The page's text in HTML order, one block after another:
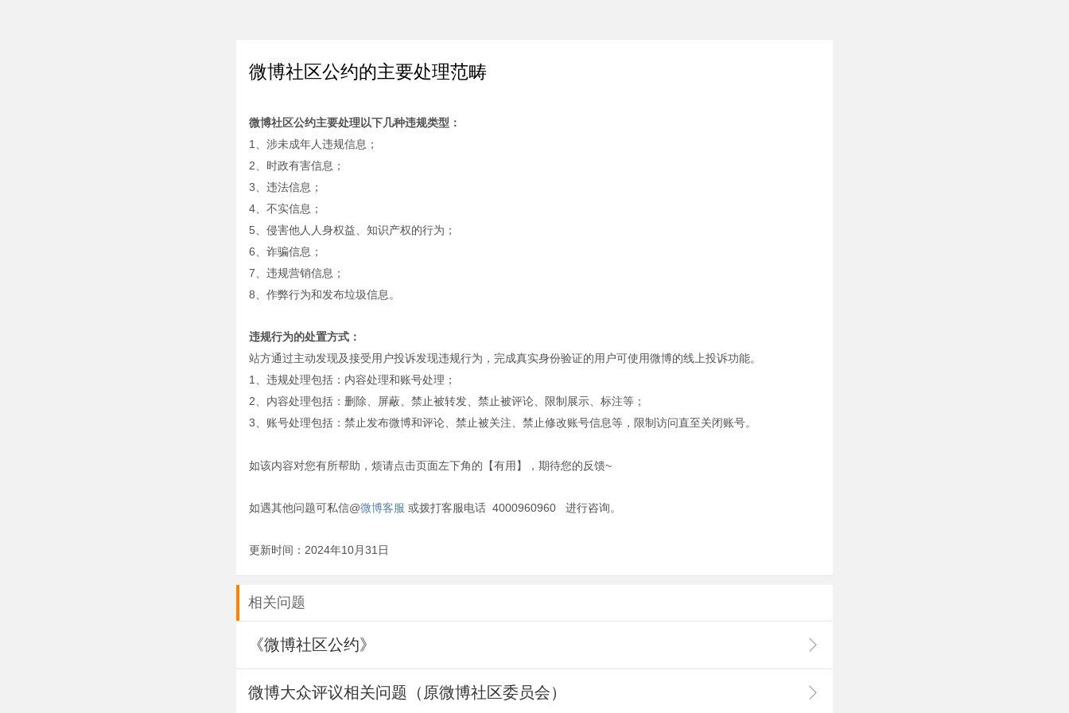
微博社区公约的主要处理范畴
微博社区公约主要处理以下几种违规类型：
1、涉未成年人违规信息；
2、 时政有害信息；
3、违法信息；
4、不实信息；
5、侵害他人人身权益、知识产权的行为；
6、诈骗信息；
7、违规营销信息；
8、作弊行为和发布垃圾信息。
违规行为的处置方式：
站方通过主动发现及接受用户投诉发现违规行为，完成真实身份验证的用户可使用微博的线上投诉功能。
1、违规处理包括：内容处理和账号处理；
2、内容处理包括：删除、屏蔽、禁止被转发、禁止被评论、限制展示、标注等；
3、 账号处理包括：禁止发布微博和评论、禁止被关注、禁止修改账号信息等，限制访问直至关闭账号。
如该内容对您有所帮助，烦请点击页面左下角的【有用】，期待您的反馈~
如遇其他问题可私信@微博客服 或拨打客服电话 4000960960 进行咨询。
更新时间：2024年10月31日
相关问题
《微博社区公约》
微博大众评议相关问题（原微博社区委员会）